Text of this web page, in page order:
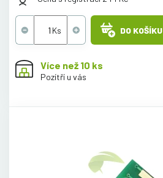
DO KOŠÍKU
Více než 10 ks
Pozítří u vás